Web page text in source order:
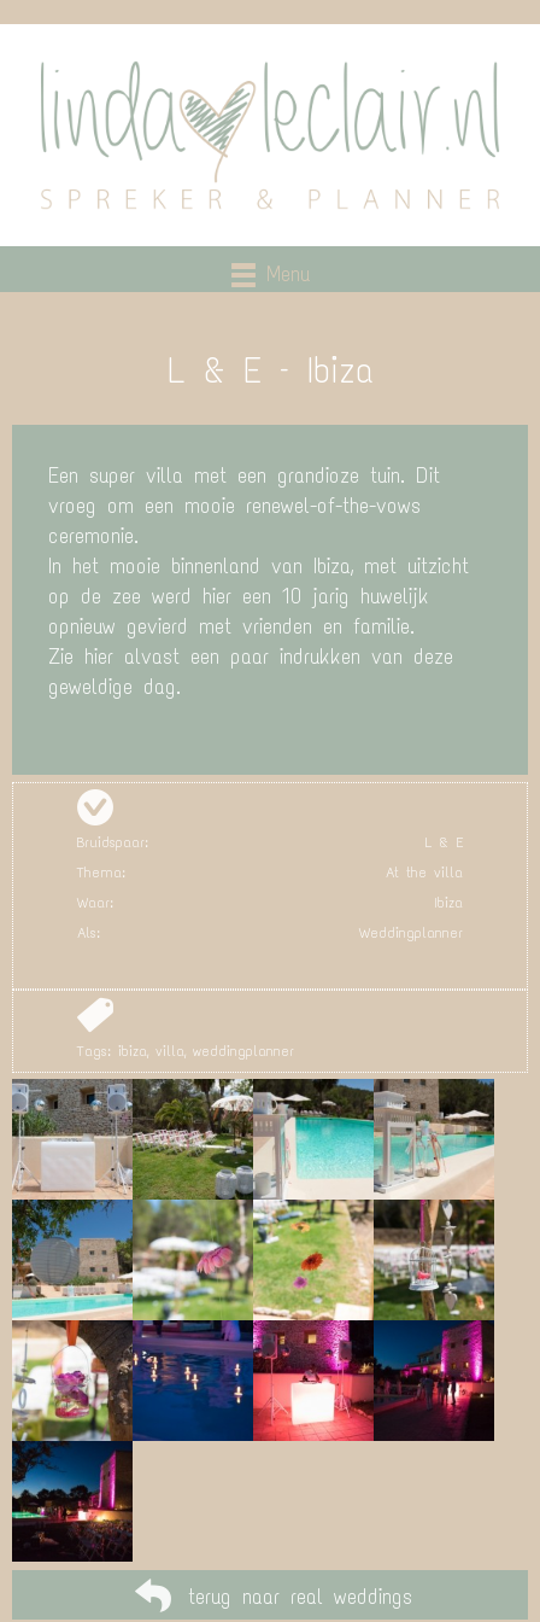
Menu
L & E – Ibiza
Een super villa met een grandioze tuin. Dit
vroeg om een mooie renewel-of-the-vows
ceremonie.
In het mooie binnenland van Ibiza, met uitzicht
op de zee werd hier een 10 jarig huwelijk
opnieuw gevierd met vrienden en familie.
Zie hier alvast een paar indrukken van deze
geweldige dag.
Bruidspaar:
L & E
Thema:
At the villa
Waar:
Ibiza
Als:
Weddingplanner
Tags: ibiza, villa, weddingplanner
terug naar real weddings